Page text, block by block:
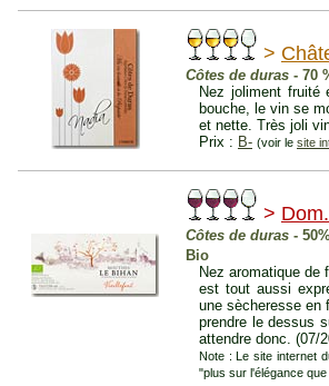
>
Côtes de duras - 70
Nez joliment fruité
bouche, le vin se
et nette. Très joli
Prix : B- (voir le site
>
Côtes de duras -
Bio
Nez aromatique
est tout aussi
une sècheresse en
prendre le dessus
attendre donc. (07/
Note : Le site internet
"plus sur l'élégance que